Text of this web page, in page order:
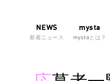
NEWS
新着ニュース
mysta
mystaとは？